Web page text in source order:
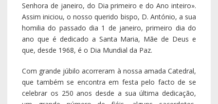
Senhora de janeiro, do Dia primeiro e do Ano inteiro».
Assim iniciou, o nosso querido bispo, D. António, a sua
homilia do passado dia 1 de janeiro, primeiro dia do
ano que é dedicado a Santa Maria, Mãe de Deus e
que, desde 1968, é o Dia Mundial da Paz.
Com grande júbilo acorreram à nossa amada Catedral,
que também se encontra em festa pelo facto de se
celebrar os 250 anos desde a sua última dedicação,